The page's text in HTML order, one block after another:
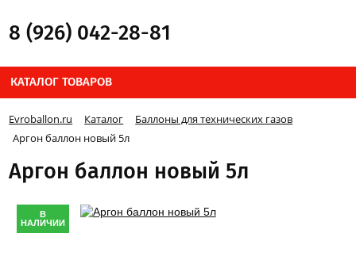
8 (926) 042-28-81
КАТАЛОГ ТОВАРОВ
Evroballon.ru Каталог
Баллоны для технических газов
Аргон баллон новый 5л
Аргон баллон новый 5л
В
НАЛИЧИИ